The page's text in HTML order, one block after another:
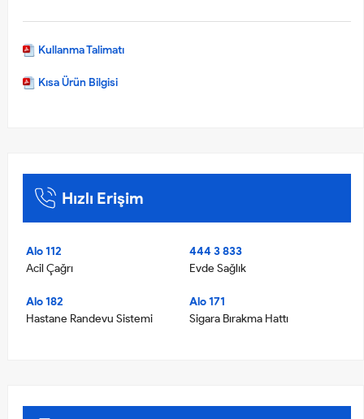
Kullanma Talimatı
Kısa Ürün Bilgisi
Hızlı Erişim
Alo 112
Acil Çağrı
444 3 833
Evde Sağlık
Alo 182
Hastane Randevu Sistemi
Alo 171
Sigara Bırakma Hattı